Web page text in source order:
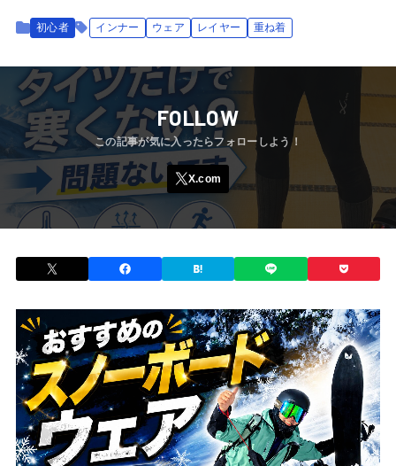
初心者 インナー レイヤー 重ね着
FOLLOW